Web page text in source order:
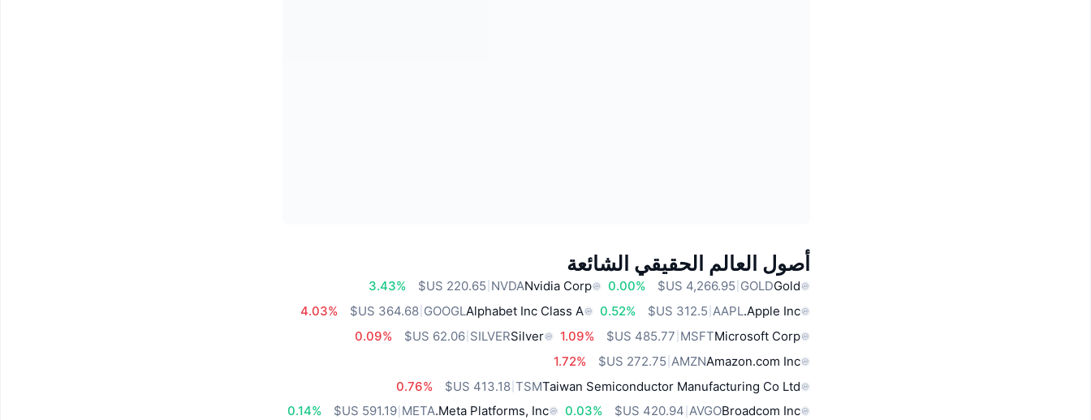
أصول العالم الحقيقي الشائعة
Gold
GOLD
0.00%
Nvidia Corp
NVDA
3.43%
Apple Inc.
AAPL
0.52%
Alphabet Inc Class A
GOOGL
‏364.68 US$
4.03%
Microsoft Corp
MSFT
1.09%
Silver
SILVER
‏62.06 US$
0.09%
Amazon.com Inc
AMZN
1.72%
Taiwan Semiconductor Manufacturing Co Ltd
TSM
‏413.18 US$
0.76%
Broadcom Inc
AVGO
0.03%
Meta Platforms, Inc.
META
‏591.19 US$
0.14%